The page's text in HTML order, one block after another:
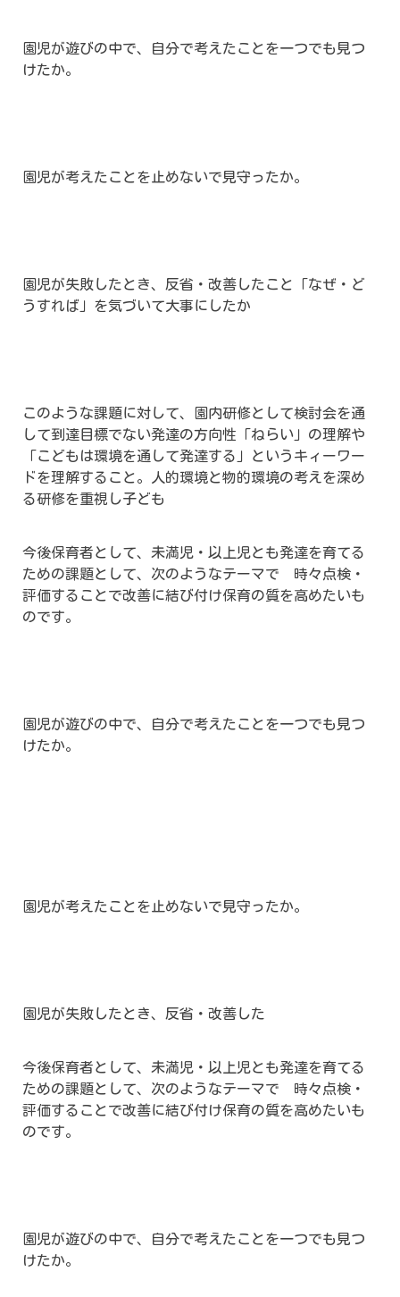
園児が遊びの中で、自分で考えたことを一つでも見つ
けたか。
園児が考えたことを止めないで見守ったか。
園児が失敗したとき、反省・改善したこと「なぜ・ど
うすれば」を気づいて大事にしたか
このような課題に対して、園内研修として検討会を通
して到達目標でない発達の方向性「ねらい」の理解や
「こどもは環境を通して発達する」というキィーワー
ドを理解すること。人的環境と物的環境の考えを深め
る研修を重視し子ども
今後保育者として、未満児・以上児とも発達を育てる
ための課題として、次のようなテーマで 時々点検・
評価することで改善に結び付け保育の質を高めたいも
のです。
園児が遊びの中で、自分で考えたことを一つでも見つ
けたか。
園児が考えたことを止めないで見守ったか。
園児が失敗したとき、反省・改善した
今後保育者として、未満児・以上児とも発達を育てる
ための課題として、次のようなテーマで 時々点検・
評価することで改善に結び付け保育の質を高めたいも
のです。
園児が遊びの中で、自分で考えたことを一つでも見つ
けたか。